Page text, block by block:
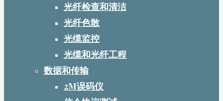
光纤检查和清洁
光纤色散
光缆监控
光缆和光纤工程
数据和传输
2M误码仪